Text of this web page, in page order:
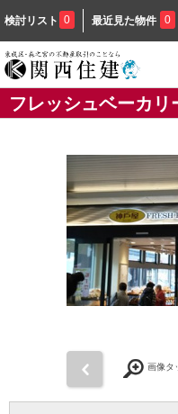
検討リスト 0 最近見た物件 0
フレッシュベーカ
画像タ